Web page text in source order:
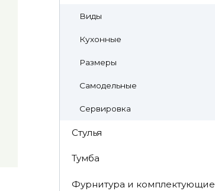
Виды
Кухонные
Размеры
Самодельные
Сервировка
Стулья
Тумба
Фурнитура и комплектующие